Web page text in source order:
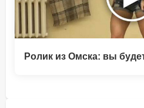
Ролик из Омска: вы